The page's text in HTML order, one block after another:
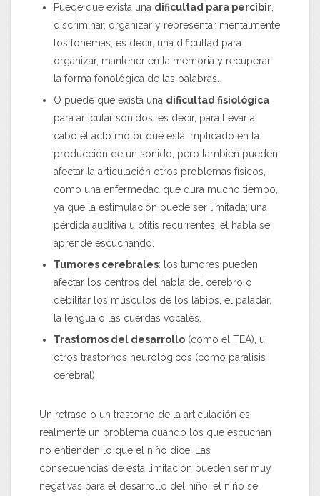
Puede que exista una dificultad para percibir
discriminar, organizar y representar mentalmente
los fonemas, es decir, una dificultad para
organizar, mantener en la memoria y recuperar
la forma fonológica de las palabras.
O puede que exista una dificultad fisiológica
para articular sonidos, es decir, para llevar a
cabo el acto motor que está implicado en la
producción de un sonido, pero también pueden
afectar la articulación otros problemas físicos,
como una enfermedad que dura mucho tiempo,
ya que la estimulación puede ser limitada; una
pérdida auditiva u otitis recurrentes: el habla se
aprende escuchando.
Tumores cerebrales: los tumores pueden
afectar los centros del habla del cerebro o
debilitar los músculos de los labios, el paladar,
la lengua o las cuerdas vocales.
Trastornos del desarrollo (como el TEA), u
otros trastornos neurológicos (como parálisis
cerebral).
Un retraso o un trastorno de la articulación es
realmente un problema cuando los que escuchan
no entienden lo que el niño dice. Las
consecuencias de esta limitación pueden ser muy
negativas para el desarrollo del niño: el niño se